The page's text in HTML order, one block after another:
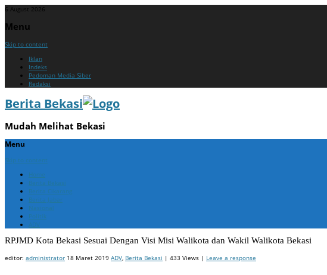
6 August 2026
Menu
Skip to content
Iklan
Indeks
Pedoman Media Siber
Redaksi
Berita Bekasi
Mudah Melihat Bekasi
Menu
Skip to content
Home
Berita Bekasi
Berita Cikarang
Berita Jabar
Nasional
Politik
ADV
RPJMD Kota Bekasi Sesuai Dengan Visi Misi Walikota dan Wakil Walikota Bekasi
editor: administrator 18 Maret 2019 ADV Berita Bekasi | 433 Views | Leave a response